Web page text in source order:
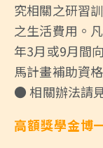
究相關之研習
之生活費用。
年3月或9月間
馬計畫補助資
● 相關辦法請
高額獎學金博